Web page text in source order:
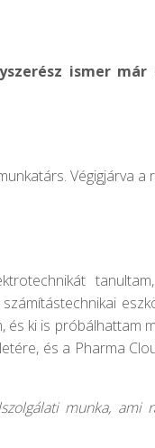
ismer
Végigjárva a
és ki is próbálhattam
és a Pharma
munka, ami